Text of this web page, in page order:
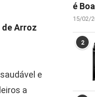
de Arroz
e
a
é
15/02/
2